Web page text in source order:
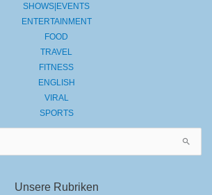
SHOWS|EVENTS
ENTERTAINMENT
FOOD
TRAVEL
FITNESS
ENGLISH
VIRAL
SPORTS
Unsere Rubriken